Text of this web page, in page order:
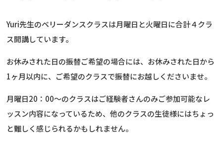
Yuri先生のベリーダンスクラスは月曜日と火曜日に合計４クラ
ス開講しています。
お休みされた日の振替ご希望の場合には、お休みされた日から
1ヶ月以内に、ご希望のクラスで振替にお越しくださいませ。
月曜日20：00～のクラスはご経験者さんのみご参加可能なレ
ッスン内容になっているため、他のクラスの生徒様にはちょっ
と難しく感じられるかもしれません。